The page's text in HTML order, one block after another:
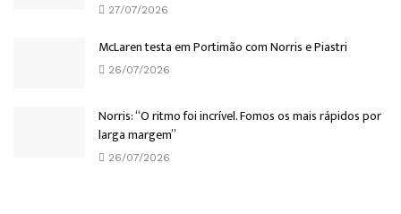
27/07/2026
McLaren testa em Portimão com Norris e Piastri
26/07/2026
Norris: “O ritmo foi incrível. Fomos os mais rápidos por
larga margem”
26/07/2026